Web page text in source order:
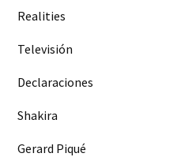
Realities
Televisión
Declaraciones
Shakira
Gerard Piqué